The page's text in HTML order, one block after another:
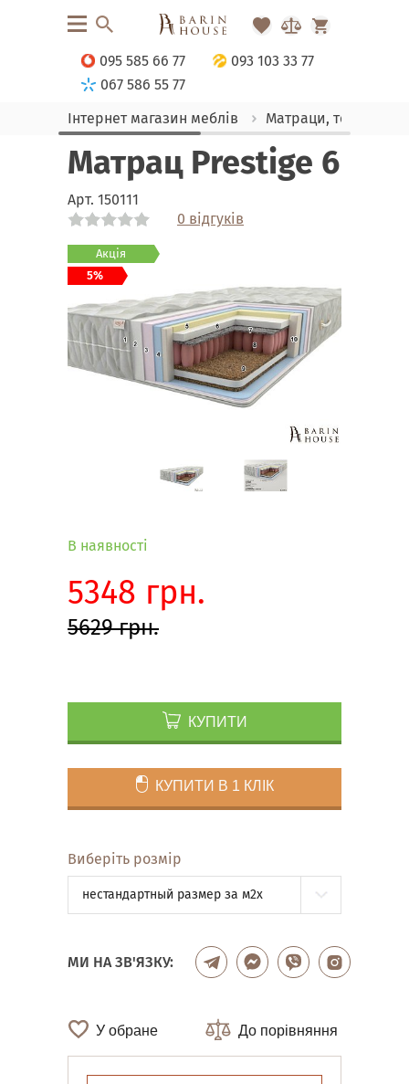
095 585 66 77
093 103 33 77
067 586 55 77
Інтернет магазин меблів
Матраци, текстиль
Матрац Prestige 6
Арт. 150111
0 відгуків
Акція
5%
В наявності
5348 грн.
5629 грн.
КУПИТИ
КУПИТИ В 1 КЛІК
Виберіть розмір
нестандартный размер за м2x
МИ НА ЗВ'ЯЗКУ:
У обране До порівняння